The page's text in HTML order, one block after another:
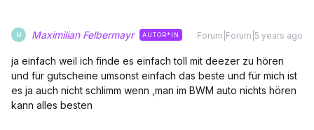
M Maximilian Felbermayr AUTOR*IN Forum|Forum|5 years ago
ja einfach weil ich finde es einfach toll mit deezer zu hören
und für gutscheine umsonst einfach das beste und für mich ist
es ja auch nicht schlimm wenn ,man im BWM auto nichts hören
kann alles besten